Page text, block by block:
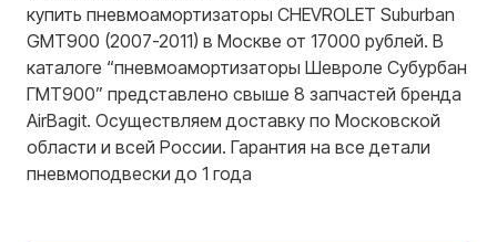
купить пневмоамортизаторы CHEVROLET Suburban
GMT900 (2007-2011) в Москве от 17000 рублей. В
каталоге “пневмоамортизаторы Шевроле Субурбан
ГМТ900” представлено свыше 8 запчастей бренда
AirBagit. Осуществляем доставку по Московской
области и всей России. Гарантия на все детали
пневмоподвески до 1 года